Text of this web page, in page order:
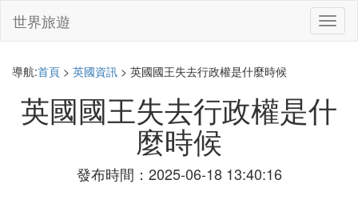
切
換
世界旅遊
導航:首頁 > 英國資訊 > 英國國王失去行政權是什麼時候
英國國王失去行政權是什
麼時候
發布時間：2025-06-18 13:40:16